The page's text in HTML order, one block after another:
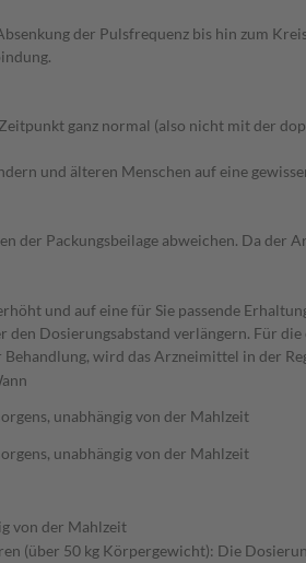
der Pulsfrequenz bis hin zum
ganz normal (also nicht mit der
und älteren Menschen auf eine
der Packungsbeilage abweichen. Da
und auf eine für Sie passende
den Dosierungsabstand verlängern. Für
wird das Arzneimittel in der
unabhängig von der Mahlzeit
unabhängig von der Mahlzeit
von der Mahlzeit
(über 50 kg Körpergewicht): Die